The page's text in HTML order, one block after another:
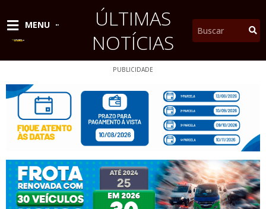
conteúdo
MENU
ÚLTIMAS
NOTÍCIAS
Pesquisar
PUBLICIDADE